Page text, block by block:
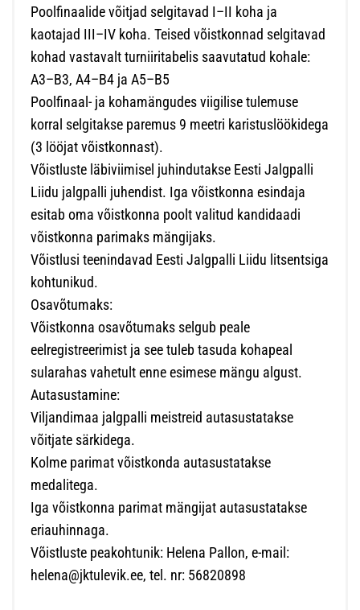
Poolfinaalide võitjad selgitavad I–II koha ja
kaotajad III–IV koha. Teised võistkonnad selgitavad
kohad vastavalt turniiritabelis saavutatud kohale:
A3–B3, A4–B4 ja A5–B5
Poolfinaal- ja kohamängudes viigilise tulemuse
korral selgitakse paremus 9 meetri karistuslöökidega
(3 lööjat võistkonnast).
Võistluste läbiviimisel juhindutakse Eesti Jalgpalli
Liidu jalgpalli juhendist. Iga võistkonna esindaja
esitab oma võistkonna poolt valitud kandidaadi
võistkonna parimaks mängijaks.
Võistlusi teenindavad Eesti Jalgpalli Liidu litsentsiga
kohtunikud.
Osavõtumaks:
Võistkonna osavõtumaks selgub peale
eelregistreerimist ja see tuleb tasuda kohapeal
sularahas vahetult enne esimese mängu algust.
Autasustamine:
Viljandimaa jalgpalli meistreid autasustatakse
võitjate särkidega.
Kolme parimat võistkonda autasustatakse
medalitega.
Iga võistkonna parimat mängijat autasustatakse
eriauhinnaga.
Võistluste peakohtunik: Helena Pallon, e-mail:
helena@jktulevik.ee, tel. nr: 56820898